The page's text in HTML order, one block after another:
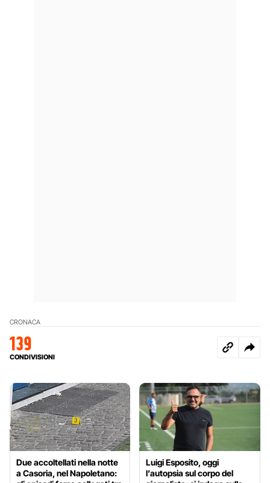
CRONACA
139
CONDIVISIONI
Due accoltellati nella notte
a Casoria, nel Napoletano:
Luigi Esposito, oggi
l’autopsia sul corpo del